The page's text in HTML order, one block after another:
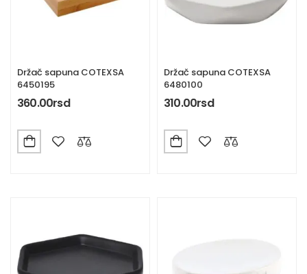
Držač sapuna COTEXSA
6450195
360.00rsd
Držač sapuna COTEXSA
6480100
310.00rsd